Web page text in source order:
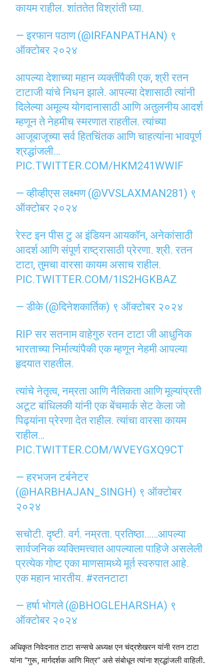
कायम राहील. शांततेत विश्रांती घ्या.
— इरफान पठाण (@IRFANPATHAN) ९
ऑक्टोबर २०२४
आपल्या देशाच्या महान व्यक्तींपैकी एक, श्री रतन
टाटाजी यांचे निधन झाले. आपल्या देशासाठी त्यांनी
दिलेल्या अमूल्य योगदानासाठी आणि अतुलनीय आदर्श
म्हणून ते नेहमीच स्मरणात राहतील. त्यांच्या
आजूबाजूच्या सर्व हितचिंतक आणि चाहत्यांना भावपूर्ण
श्रद्धांजली…
PIC.TWITTER.COM/HKM241WWIF
— व्हीव्हीएस लक्ष्मण (@VVSLAXMAN281) ९
ऑक्टोबर २०२४
रेस्ट इन पीस टु अ इंडियन आयकॉन, अनेकांसाठी
आदर्श आणि संपूर्ण राष्ट्रासाठी प्रेरणा. श्री. रतन
टाटा, तुमचा वारसा कायम असाच राहील.
PIC.TWITTER.COM/1IS2HGKBAZ
— डीके (@दिनेशकार्तिक) ९ ऑक्टोबर २०२४
RIP सर सतनाम वाहेगुरु रतन टाटा जी आधुनिक
भारताच्या निर्मात्यांपैकी एक म्हणून नेहमी आपल्या
हृदयात राहतील.
त्यांचे नेतृत्व, नम्रता आणि नैतिकता आणि मूल्यांप्रती
अटूट बांधिलकी यांनी एक बेंचमार्क सेट केला जो
पिढ्यांना प्रेरणा देत राहील. त्यांचा वारसा कायम
राहील…
PIC.TWITTER.COM/WVEYGXQ9CT
— हरभजन टर्बनेटर
(@HARBHAJAN_SINGH) ९ ऑक्टोबर
२०२४
सचोटी. दृष्टी. वर्ग. नम्रता. प्रतिष्ठा……आपल्या
सार्वजनिक व्यक्तिमत्त्वात आपल्याला पाहिजे असलेली
प्रत्येक गोष्ट एका माणसामध्ये मूर्त स्वरुपात आहे.
एक महान भारतीय. #रतनटाटा
— हर्षा भोगले (@BHOGLEHARSHA) ९
ऑक्टोबर २०२४
अधिकृत निवेदनात टाटा सन्सचे अध्यक्ष एन चंद्रशेखरन यांनी रतन टाटा
यांना “गुरू, मार्गदर्शक आणि मित्र” असे संबोधून त्यांना श्रद्धांजली वाहिली.